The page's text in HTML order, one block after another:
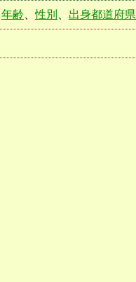
年齢 、性別 出身都道府県